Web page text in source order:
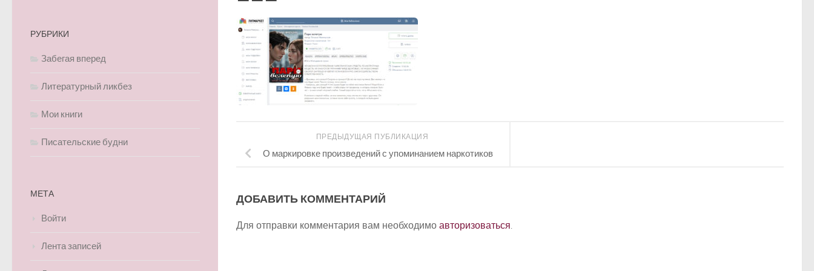
ПРЕДЫДУЩАЯ ПУБЛИКАЦИЯ
О маркировке произведений с упоминанием наркотиков
ДОБАВИТЬ КОММЕНТАРИЙ
Для отправки комментария вам необходимо авторизоваться
РУБРИКИ
Забегая вперед
Литературный ликбез
Мои книги
Писательские будни
МЕТА
Войти
Лента записей